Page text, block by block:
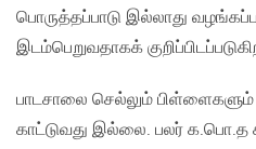
பொருத்தப்பாடு இல்லாது
இடம்பெறுவதாகக்
பாடசாலை செல்லும்
காட்டுவது இல்லை. பலர் க.பொ.த